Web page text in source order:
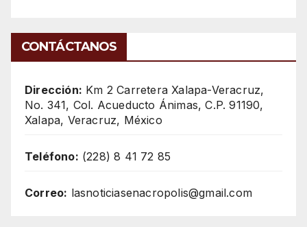
CONTÁCTANOS
Dirección: Km 2 Carretera Xalapa-Veracruz,
No. 341, Col. Acueducto Ánimas, C.P. 91190,
Xalapa, Veracruz, México
Teléfono: (228) 8 41 72 85
Correo: lasnoticiasenacropolis@gmail.com